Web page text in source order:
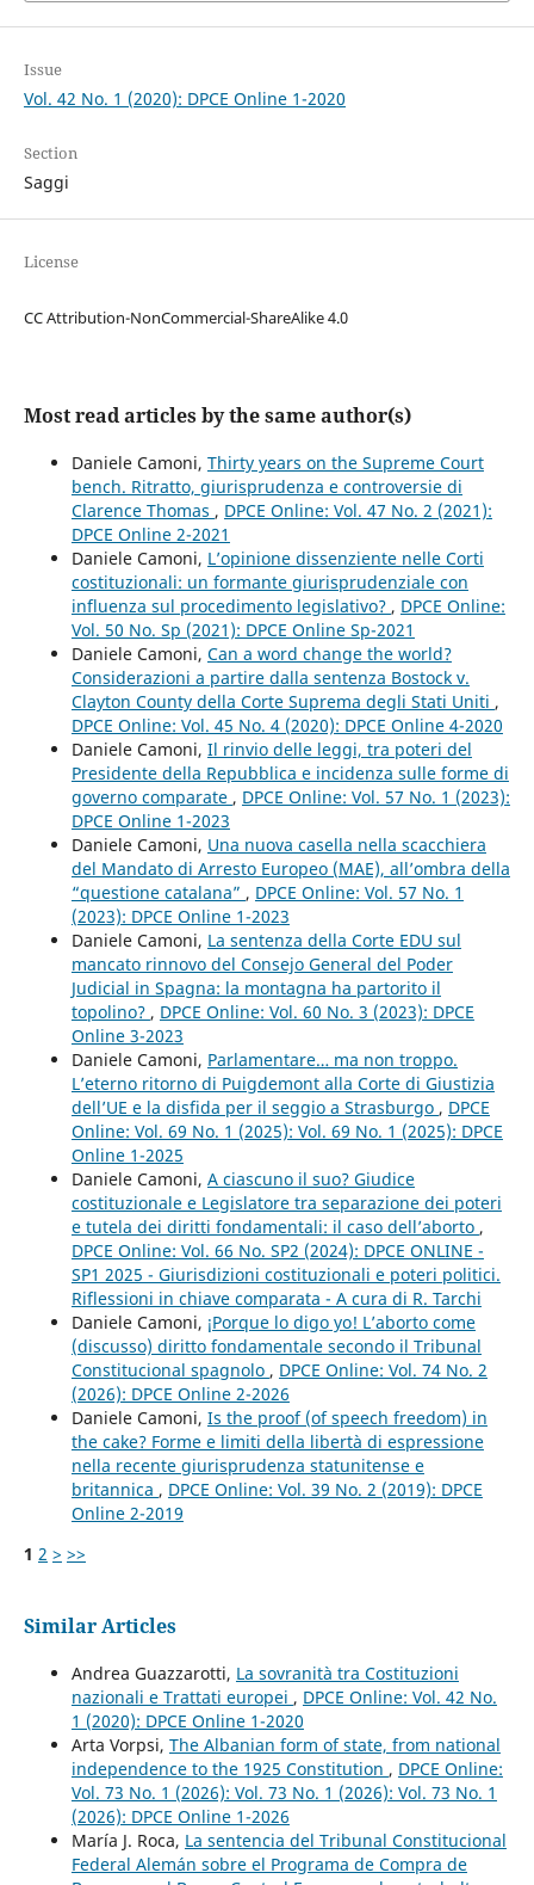
Issue
Vol. 42 No. 1 (2020): DPCE Online 1-2020
Section
Saggi
License
CC Attribution-NonCommercial-ShareAlike 4.0
Most read articles by the same author(s)
Daniele Camoni, Thirty years on the Supreme Court
bench. Ritratto, giurisprudenza e controversie di
Clarence Thomas , DPCE Online: Vol. 47 No. 2 (2021):
DPCE Online 2-2021
Daniele Camoni, L’opinione dissenziente nelle Corti
costituzionali: un formante giurisprudenziale con
influenza sul procedimento legislativo? , DPCE Online:
Vol. 50 No. Sp (2021): DPCE Online Sp-2021
Daniele Camoni, Can a word change the world?
Considerazioni a partire dalla sentenza Bostock v.
Clayton County della Corte Suprema degli Stati Uniti ,
DPCE Online: Vol. 45 No. 4 (2020): DPCE Online 4-2020
Daniele Camoni, Il rinvio delle leggi, tra poteri del
Presidente della Repubblica e incidenza sulle forme di
governo comparate , DPCE Online: Vol. 57 No. 1 (2023):
DPCE Online 1-2023
Daniele Camoni, Una nuova casella nella scacchiera
del Mandato di Arresto Europeo (MAE), all’ombra della
“questione catalana” , DPCE Online: Vol. 57 No. 1
(2023): DPCE Online 1-2023
Daniele Camoni, La sentenza della Corte EDU sul
mancato rinnovo del Consejo General del Poder
Judicial in Spagna: la montagna ha partorito il
topolino? , DPCE Online: Vol. 60 No. 3 (2023): DPCE
Online 3-2023
Daniele Camoni, Parlamentare… ma non troppo.
L’eterno ritorno di Puigdemont alla Corte di Giustizia
dell’UE e la disfida per il seggio a Strasburgo , DPCE
Online: Vol. 69 No. 1 (2025): Vol. 69 No. 1 (2025): DPCE
Online 1-2025
Daniele Camoni, A ciascuno il suo? Giudice
costituzionale e Legislatore tra separazione dei poteri
e tutela dei diritti fondamentali: il caso dell’aborto ,
DPCE Online: Vol. 66 No. SP2 (2024): DPCE ONLINE -
SP1 2025 - Giurisdizioni costituzionali e poteri politici.
Riflessioni in chiave comparata - A cura di R. Tarchi
Daniele Camoni, ¡Porque lo digo yo! L’aborto come
(discusso) diritto fondamentale secondo il Tribunal
Constitucional spagnolo , DPCE Online: Vol. 74 No. 2
(2026): DPCE Online 2-2026
Daniele Camoni, Is the proof (of speech freedom) in
the cake? Forme e limiti della libertà di espressione
nella recente giurisprudenza statunitense e
britannica , DPCE Online: Vol. 39 No. 2 (2019): DPCE
Online 2-2019
1 2 > >>
Similar Articles
Andrea Guazzarotti, La sovranità tra Costituzioni
nazionali e Trattati europei , DPCE Online: Vol. 42 No.
1 (2020): DPCE Online 1-2020
Arta Vorpsi, The Albanian form of state, from national
independence to the 1925 Constitution , DPCE Online:
Vol. 73 No. 1 (2026): Vol. 73 No. 1 (2026): Vol. 73 No. 1
(2026): DPCE Online 1-2026
María J. Roca, La sentencia del Tribunal Constitucional
Federal Alemán sobre el Programa de Compra de